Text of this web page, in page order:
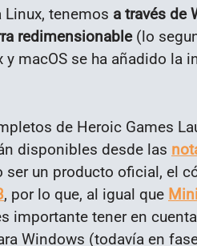
tenemos a través de
redimensionable(lo
y macOS se ha añadido la
de Heroic Games
disponibles desde las
ser un producto oficial, el
, por lo que, al igual que
importante tener en
Windows (todavía en